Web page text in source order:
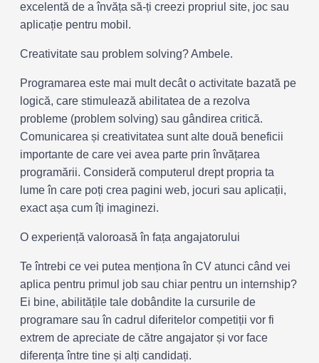
excelentă de a învăța să-ți creezi propriul site, joc sau
aplicație pentru mobil.
Creativitate sau problem solving? Ambele.
Programarea este mai mult decât o activitate bazată pe
logică, care stimulează abilitatea de a rezolva
probleme (problem solving) sau gândirea critică.
Comunicarea și creativitatea sunt alte două beneficii
importante de care vei avea parte prin învățarea
programării. Consideră computerul drept propria ta
lume în care poți crea pagini web, jocuri sau aplicații,
exact așa cum îți imaginezi.
O experiență valoroasă în fața angajatorului
Te întrebi ce vei putea menționa în CV atunci când vei
aplica pentru primul job sau chiar pentru un internship?
Ei bine, abilitățile tale dobândite la cursurile de
programare sau în cadrul diferitelor competiții vor fi
extrem de apreciate de către angajator și vor face
diferența între tine și alți candidați.